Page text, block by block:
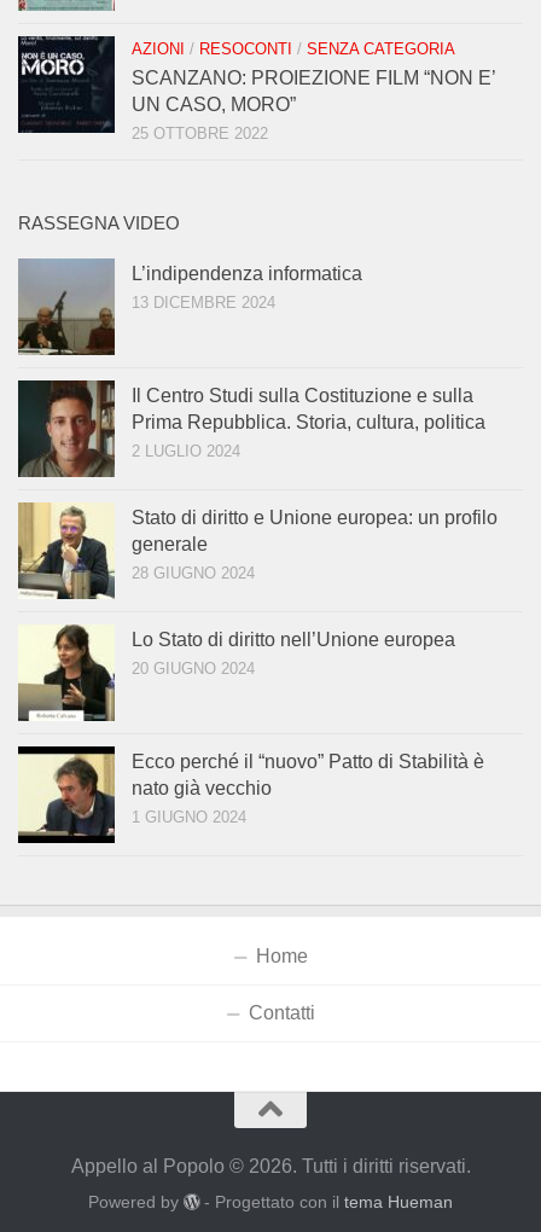
AZIONI / RESOCONTI / SENZA CATEGORIA
SCANZANO: PROIEZIONE FILM “NON E’
UN CASO, MORO”
25 OTTOBRE 2022
RASSEGNA VIDEO
L’indipendenza informatica
13 DICEMBRE 2024
Il Centro Studi sulla Costituzione e sulla
Prima Repubblica. Storia, cultura, politica
2 LUGLIO 2024
Stato di diritto e Unione europea: un profilo
generale
28 GIUGNO 2024
Lo Stato di diritto nell’Unione europea
20 GIUGNO 2024
Ecco perché il “nuovo” Patto di Stabilità è
nato già vecchio
1 GIUGNO 2024
Home
Contatti
Appello al Popolo © 2026. Tutti i diritti riservati.
Powered by - Progettato con iltema Hueman